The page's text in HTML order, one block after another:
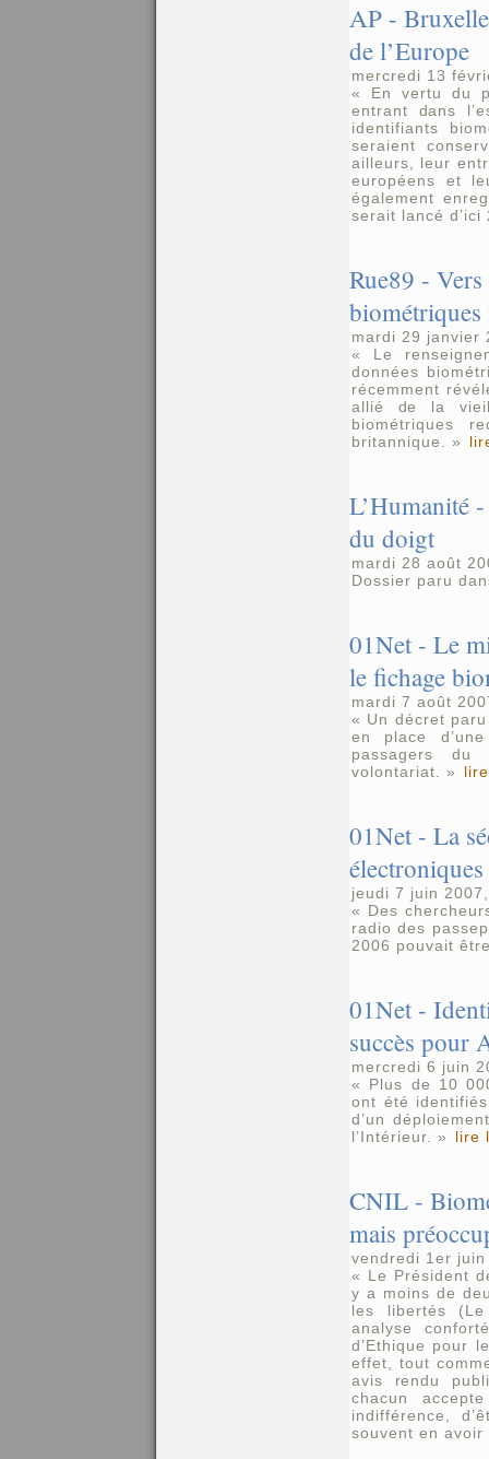
AP -
de l’Europe
mercredi 13
« En vertu du
entrant dans
identifiants
seraient
ailleurs, leur
européens et
également
serait lancé
Rue89 - Vers
mardi 29 janvier
« Le
données
récemment
allié de la
biométriques
britannique. »
L’Humanité
du doigt
mardi 28 août
Dossier paru
01Net - Le
le fichage
mardi 7 août
« Un décret
en place
passagers
volontariat. »
01Net - La
jeudi 7 juin
« Des
radio des
2006 pouvait
01Net -
succès pour
mercredi 6 juin
« Plus de 10
ont été
d’un
l’Intérieur. »
lire
CNIL -
mais
vendredi 1er
« Le Président
y a moins de
les libertés
analyse
d’Ethique pour
effet, tout
avis rendu
chacun
indifférence,
souvent en